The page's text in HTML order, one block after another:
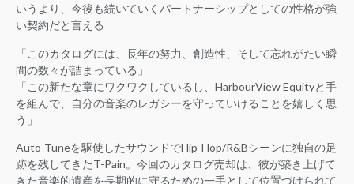
いうより、今後も続いていくパートナーシップとしての性格が強
い契約だと言える
「このカタログには、長年の努力、創造性、そして忘れがたい瞬
間の数々が詰まっている」
「この新たな章にワクワクしているし、HarbourView Equityと手
を組んで、自分の音楽のレガシーを守っていけることを嬉しく思
う」
Auto-Tuneを駆使したサウンドでHip-Hop/R&Bシーンに独自の足
跡を残してきたT-Pain。今回のカタログ売却は、彼が築き上げて
きた音楽的遺産を長期的に守るための一手として位置づけられて